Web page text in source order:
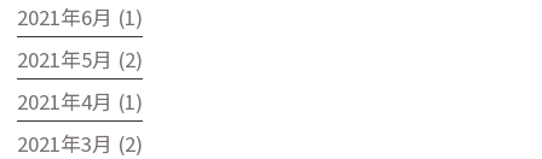
2021年6月 (1)
2021年5月 (2)
2021年4月 (1)
2021年3月 (2)